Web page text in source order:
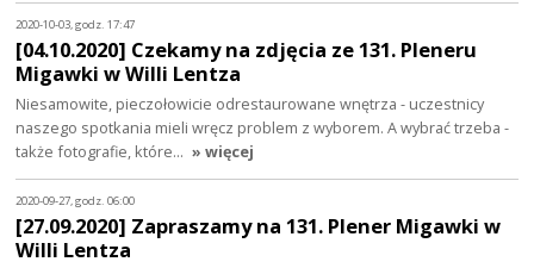
2020-10-03, godz. 17:47
[04.10.2020] Czekamy na zdjęcia ze 131. Pleneru
Migawki w Willi Lentza
Niesamowite, pieczołowicie odrestaurowane wnętrza - uczestnicy
naszego spotkania mieli wręcz problem z wyborem. A wybrać trzeba -
także fotografie, które… » więcej
2020-09-27, godz. 06:00
[27.09.2020] Zapraszamy na 131. Plener Migawki w
Willi Lentza